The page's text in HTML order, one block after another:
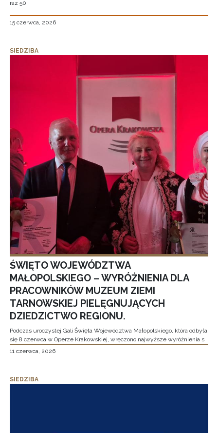
raz 50.
15 czerwca, 2026
SIEDZIBA
ŚWIĘTO WOJEWÓDZTWA
MAŁOPOLSKIEGO – WYRÓŻNIENIA DLA
PRACOWNIKÓW MUZEUM ZIEMI
TARNOWSKIEJ PIELĘGNUJĄCYCH
DZIEDZICTWO REGIONU.
Podczas uroczystej Gali Święta Województwa Małopolskiego, która odbyła
się 8 czerwca w Operze Krakowskiej, wręczono najwyższe wyróżnienia s
11 czerwca, 2026
SIEDZIBA